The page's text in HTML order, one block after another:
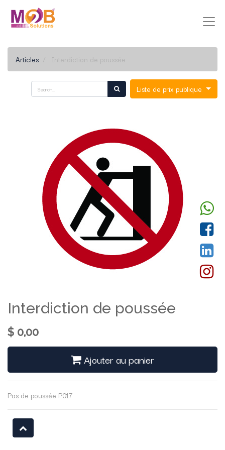
Articles Interdiction de poussée
Liste de prix publique
Interdiction de poussée
$ 0,00
Ajouter au panier
Pas de poussée P017